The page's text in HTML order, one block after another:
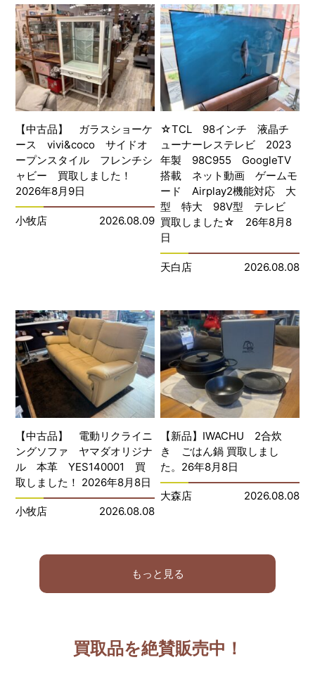
【中古品】 ガラスショーケ
ース vivi&coco サイドオ
ープンスタイル フレンチシ
ャビー 買取しました！
2026年8月9日
小牧店 2026.08.09
☆TCL 98インチ 液晶チ
ューナーレステレビ 2023
年製 98C955 GoogleTV
搭載 ネット動画 ゲームモ
ード Airplay2機能対応 大
型 特大 98V型 テレビ
買取しました☆ 26年8月8
日
天白店 2026.08.08
【中古品】 電動リクライニ
ングソファ ヤマダオリジナ
ル 本革 YES140001 買
取しました！ 2026年8月8日
小牧店 2026.08.08
【新品】IWACHU 2合炊
き ごはん鍋 買取しまし
た。26年8月8日
大森店 2026.08.08
もっと見る
買取品を絶賛販売中！